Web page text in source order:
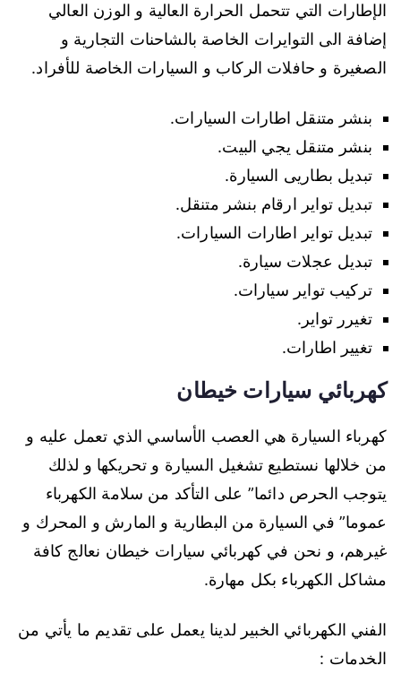
الإطارات التي تتحمل الحرارة العالية و الوزن العالي
إضافة الى التوايرات الخاصة بالشاحنات التجارية و
الصغيرة و حافلات الركاب و السيارات الخاصة للأفراد.
بنشر متنقل اطارات السيارات.
بنشر متنقل يجي البيت.
تبديل بطاريى السيارة.
تبديل تواير ارقام بنشر متنقل.
تبديل تواير اطارات السيارات.
تبديل عجلات سيارة.
تركيب تواير سيارات.
تغيرر تواير.
تغيير اطارات.
كهربائي سيارات خيطان
كهرباء السيارة هي العصب الأساسي الذي تعمل عليه و
من خلالها نستطيع تشغيل السيارة و تحريكها و لذلك
يتوجب الحرص دائما” على التأكد من سلامة الكهرباء
عموما” في السيارة من البطارية و المارش و المحرك و
غيرهم، و نحن في كهربائي سيارات خيطان نعالج كافة
مشاكل الكهرباء بكل مهارة.
الفني الكهربائي الخبير لدينا يعمل على تقديم ما يأتي من
الخدمات :